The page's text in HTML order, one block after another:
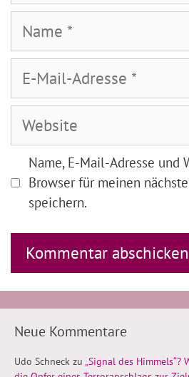
Mail-
Adresse
Name, E-Mail-Adresse und
Browser für meinen
speichern.
Neue Kommentare
Udo Schneck zu „Signal des